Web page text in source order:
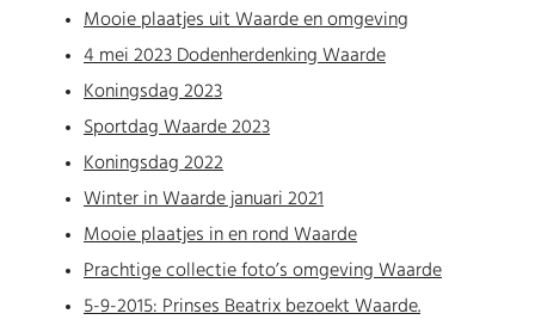
Mooie plaatjes uit Waarde en omgeving
4 mei 2023 Dodenherdenking Waarde
Koningsdag 2023
Sportdag Waarde 2023
Koningsdag 2022
Winter in Waarde januari 2021
Mooie plaatjes in en rond Waarde
Prachtige collectie foto’s omgeving Waarde
5-9-2015: Prinses Beatrix bezoekt Waarde.